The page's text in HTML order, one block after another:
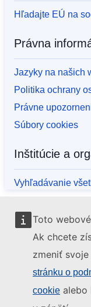
Toto
Ak chcete
zmeniť
stránku o
cookie alebo
Hľadajte EÚ na
Právna
Jazyky na našich
Politika ochrany
Právne
Súbory cookies
Inštitúcie a
Vyhľadávanie